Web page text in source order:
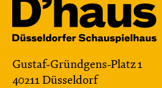
Gustaf-Gründgens-Platz 1
40211 Düsseldorf